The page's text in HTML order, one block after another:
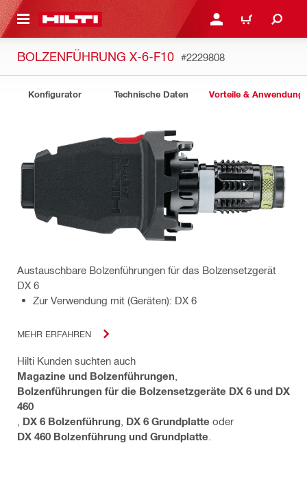
ANMELDEN ODER
WARENKORB
BOLZENFÜHRUNG X-6-F10 #2229808
Konfigurator Technische Daten Vorteile &
Austauschbare Bolzenführungen für das Bolzensetzgerät
DX 6
Zur Verwendung mit (Geräten): DX 6
MEHR ERFAHREN
Hilti Kunden suchten auch
Magazine und Bolzenführungen
Bolzenführungen für die Bolzensetzgeräte DX 6 und DX
460
DX 6 Bolzenführung DX 6 Grundplatte oder
DX 460 Bolzenführung und Grundplatte